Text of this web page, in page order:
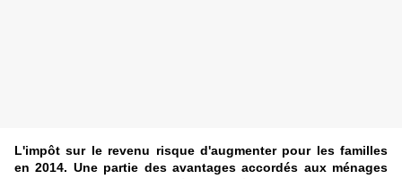
L'impôt sur le revenu risque d'augmenter pour les familles
en 2014. Une partie des avantages accordés aux ménages